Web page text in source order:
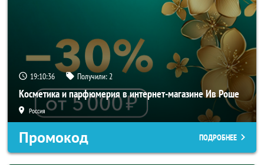
19:10:34 Получили:2
Косметика и парфюмерия в интернет-магазине Ив Роше
Россия
Промокод ПОДРОБНЕЕ